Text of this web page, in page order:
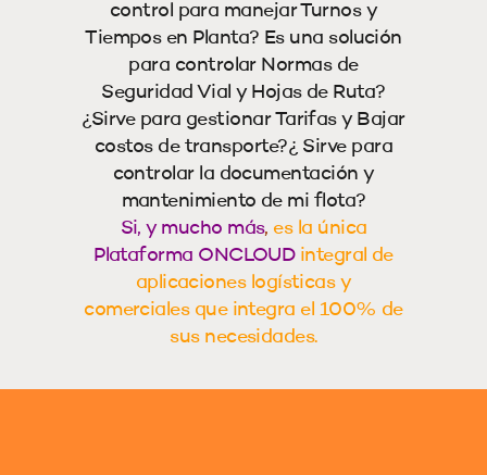
control para manejar Turnos y
Tiempos en Planta? Es una solución
para controlar Normas de
Seguridad Vial y Hojas de Ruta?
¿Sirve para gestionar Tarifas y Bajar
costos de transporte?¿ Sirve para
controlar la documentación y
mantenimiento de mi flota?
Si, y mucho más, es la única
Plataforma ONCLOUDintegral de
aplicaciones logísticas y
comerciales que integra el 100% de
sus necesidades.